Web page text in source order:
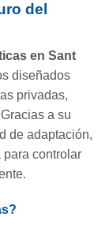
del
en Sant
diseñados
privadas,
a su
de adaptación,
controlar